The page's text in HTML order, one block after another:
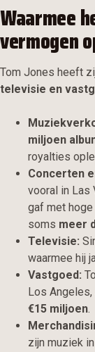
Waarmee
vermogen
Tom Jones heeft
televisie en
miljoen
royalties
Concerten
vooral in Las
gaf met hoge
soms meer
Televisie:
waarmee hij
Vastgoed:
Los Angeles,
€15 miljoen.
zijn muziek